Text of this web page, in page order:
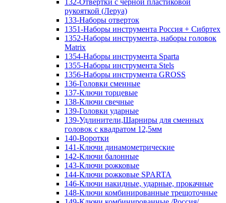
132-Отвертки с черной пластиковой
рукояткой (Леруа)
133-Наборы отверток
1351-Наборы инструмента Россия + Сибртех
1352-Наборы инструмента, наборы головок
Matrix
1354-Наборы инструмента Sparta
1355-Наборы инструмента Stels
1356-Наборы инструмента GROSS
136-Головки сменные
137-Ключи торцевые
138-Ключи свечные
139-Головки ударные
139-Удлинители,Шарниры для сменных
головок с квадратом 12,5мм
140-Воротки
141-Ключи динамометрические
142-Ключи балонные
143-Ключи рожковые
144-Ключи рожковые SPARTA
146-Ключи накидные, ударные, прокачные
148-Ключи комбинированные трещоточные